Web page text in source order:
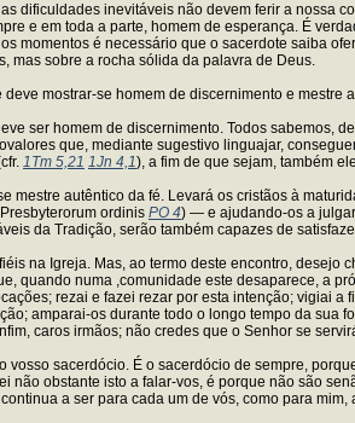
dificuldades inevitáveis não devem ferir a nossa
e em toda a parte, homem de esperança. É
momentos é necessário que o sacerdote saiba
mas sobre a rocha sólida da palavra de Deus.
mostrar-se homem de discernimento e mestre
ser homem de discernimento. Todos sabemos,
que, mediante sugestivo linguajar,
1Tm 5,21 1Jn 4,1), a fim de que sejam, também
mestre autêntico da fé. Levará os cristãos à
ordinis PO 4) — e ajudando-os a
da Tradição, serão também capazes de
na Igreja. Mas, ao termo deste encontro,
quando numa ,comunidade este desaparece, a
rezai e fazei rezar por esta intenção; vigiai
amparai-os durante todo o longo tempo da sua
caros irmãos; não credes que o Senhor se
vosso sacerdócio. É o sacerdócio de sempre,
não obstante isto a falar-vos, é porque não são
a ser para cada um de vós, como para